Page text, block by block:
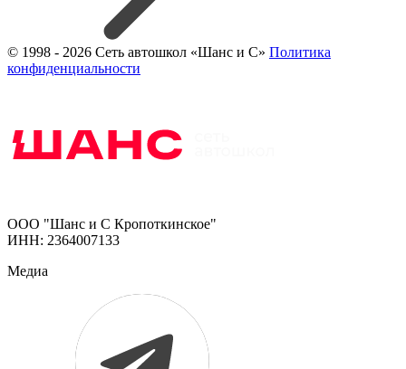
© 1998 - 2026 Сеть автошкол «Шанс и С» Политика
конфиденциальности
ООО "Шанс и С Кропоткинское"
ИНН: 2364007133
Медиа